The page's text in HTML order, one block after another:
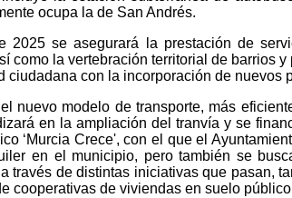
ocupa la de San Andrés.
2025 se asegurará la prestación de
como la vertebración territorial de barrios
ciudadana con la incorporación de nuevos
nuevo modelo de transporte, más
en la ampliación del tranvía y se
‘Murcia Crece', con el que el
en el municipio, pero también se
través de distintas iniciativas que pasan,
cooperativas de viviendas en suelo